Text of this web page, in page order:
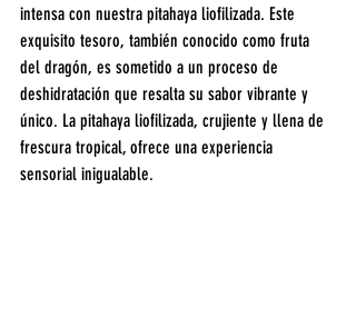
intensa con nuestra pitahaya liofilizada. Este
exquisito tesoro, también conocido como fruta
del dragón, es sometido a un proceso de
deshidratación que resalta su sabor vibrante y
único. La pitahaya liofilizada, crujiente y llena de
frescura tropical, ofrece una experiencia
sensorial inigualable.